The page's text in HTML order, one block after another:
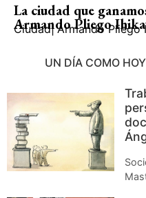
La ciudad que
Armando Pliego
Ciudad| Armando Pliego
UN DÍA COMO